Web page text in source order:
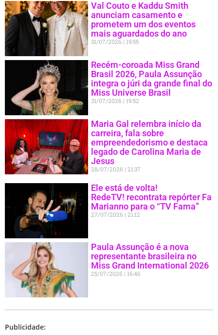
Val Couto e Kaddu Smith
anunciam casamento e
prometem um dos eventos
mais aguardados do ano
31/07/2026 19:55
Recém-coroada Miss Grand
Brasil 2026, Paula Assunção
integra o júri da grande final do
Miss Universe Brasil
31/07/2026 19:52
Maria Gal relembra início da
carreira, fala sobre
empreendedorismo e destaca
legado de Carolina Maria de
Jesus
28/07/2026 21:37
Ele está de volta!
RedeTV! recontrata repórter Fa
Marianno para o “TV Fama”
27/07/2026 21:12
Paula Assunção é a nova
representante brasileira no
Miss Grand International 2026
25/07/2026 16:46
Publicidade: